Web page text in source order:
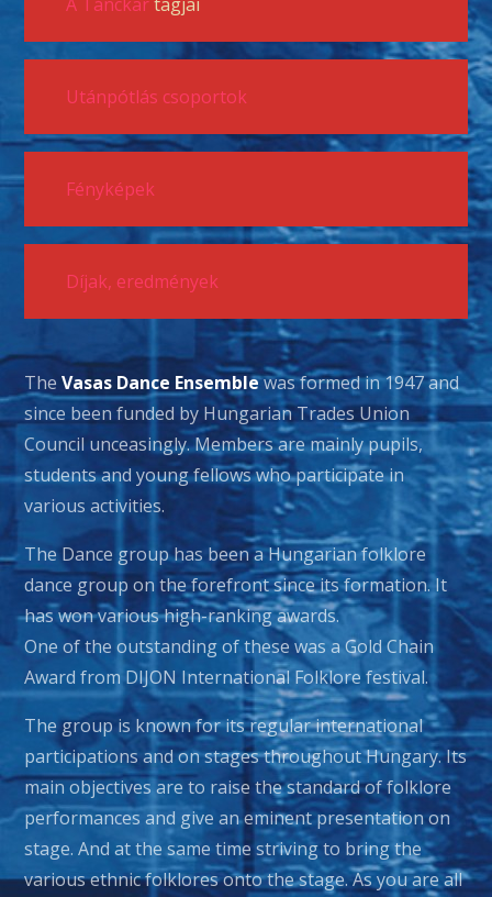
Utánpótlás csoportok
Fényképek
Díjak, eredmények
TheVasas Dance Ensemblewas formed in 1947 and
since been funded by Hungarian Trades Union
Council unceasingly. Members are mainly pupils,
students and young fellows who participate in
various activities.
The Dance group has been a Hungarian folklore
dance group on the forefront since its formation. It
has won various high-ranking awards.
One of the outstanding of these was a Gold Chain
Award from DIJON International Folklore festival.
The group is known for its regular international
participations and on stages throughout Hungary. Its
main objectives are to raise the standard of folklore
performances and give an eminent presentation on
stage. And at the same time striving to bring the
various ethnic folklores onto the stage. As you are all